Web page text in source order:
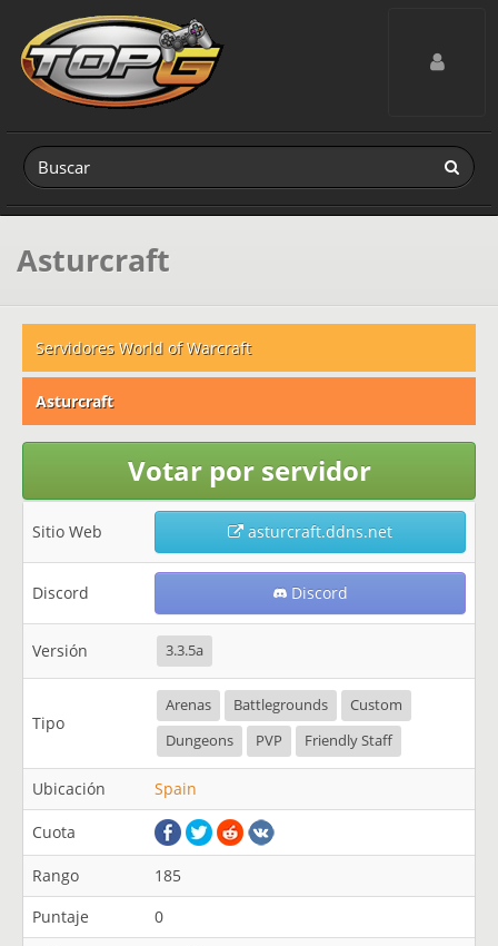
Toggle
Asturcraft
Servidores World of Warcraft
Asturcraft
Votar por servidor
Sitio Web asturcraft.ddns.net
Discord Discord
Versión 3.3.5a
Tipo
Arenas Battlegrounds
Custom
Dungeons
PVP Friendly Staff
Ubicación Spain
Cuota
Rango
185
Puntaje
0